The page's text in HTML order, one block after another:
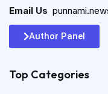
Email Us
Author Panel
Top Categories​